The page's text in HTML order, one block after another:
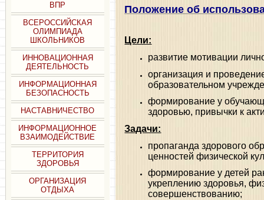
ВПР
ВСЕРОССИЙСКАЯ
ОЛИМПИАДА
ШКОЛЬНИКОВ
ИННОВАЦИОННАЯ
ДЕЯТЕЛЬНОСТЬ
ИНФОРМАЦИОННАЯ
БЕЗОПАСНОСТЬ
НАСТАВНИЧЕСТВО
ИНФОРМАЦИОННОЕ
ВЗАИМОДЕЙСТВИЕ
ТЕРРИТОРИЯ
ЗДОРОВЬЯ
ОРГАНИЗАЦИЯ
ОТДЫХА
Положение об
Цели:
развитие мотивации
организация и
образовательном
формирование у
здоровью, привычки к
Задачи:
пропаганда здорового
ценностей физической
формирование у детей
укреплению здоровья,
совершенствованию;